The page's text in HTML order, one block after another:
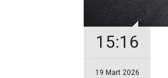
15:16
19 Mart 2026